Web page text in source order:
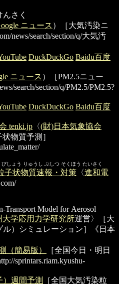
さく
ニュース ）［大気汚染ニ
DuckDuckGo Baidu百度
ニュース ）［PM2.5ニュー
DuckDuckGo Baidu百度
tenki.jp 〈(財)日本気象協会
物質予測］
しょう りゅうし ぶしつ そくほう たいさく
子状物質速報・対策 〈進和電
Transport Model for Aerosol
大学応用力学研究所運営〉［大
）シミュレーション］《日本
（簡易版）
［全国今日・明日
sprintars.riam.kyushu-
週間予測
［全国大気汚染粒